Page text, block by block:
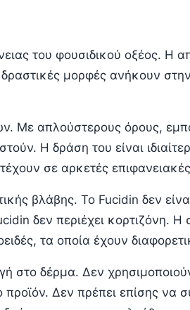
του φουσιδικού οξέος.
μορφές ανήκουν
Με απλούστερους όρους,
Η δράση του είναι
σε αρκετές
βλάβης. Το Fucidin δεν
δεν περιέχει κορτιζόνη. Η
τα οποία έχουν
στο δέρμα. Δεν
Δεν πρέπει επίσης να